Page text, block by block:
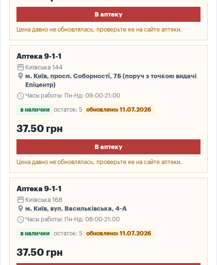
В аптеку
Цена давно не обновлялась, проверьте ее на сайте аптеки.
Аптека 9-1-1
storefront Київська 144
place м. Київ, просп. Соборності, 7Б (поруч з точкою видачі
Епіцентр)
scheduleЧасы работы: Пн-Нд: 09:00-21:00
в наличии остаток: 5 обновлено: 11.07.2026
37.50 грн
В аптеку
Цена давно не обновлялась, проверьте ее на сайте аптеки.
Аптека 9-1-1
storefront Київська 168
place м. Київ, вул. Васильківська, 4-А
scheduleЧасы работы: Пн-Нд: 08:00-21:00
в наличии остаток: 5 обновлено: 11.07.2026
37.50 грн